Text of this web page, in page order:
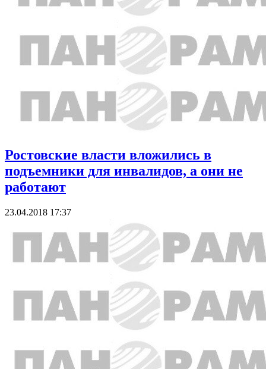
Ростовские власти вложились в
подъемники для инвалидов, а они не
работают
23.04.2018 17:37